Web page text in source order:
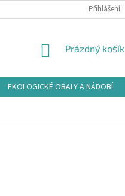
POUŽÍVÁNÍ SOUBORŮ COOKIES
Přihlášení
NÁKUPNÍ
Prázdný košík
EKOLOGICKÉ OBALY A NÁDOBÍ